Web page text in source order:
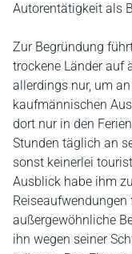
Autorentätigkeit als
Zur Begründung
trockene Länder auf
allerdings nur, um
kaufmännischen
dort nur in den
Stunden täglich an
sonst keinerlei
Ausblick habe ihm
außergewöhnliche
ihn wegen seiner